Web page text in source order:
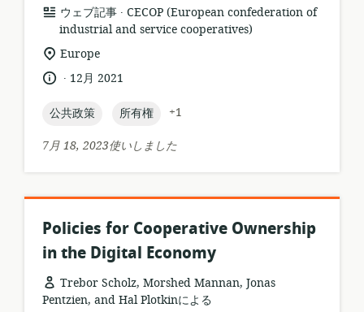
リ
ソ
ー
ス
フ
ー
ッ
ウェブ記事 .
公
開
CECOP (European confederation of
industrial and service cooperatives)
関
る
ロ
ケ
シ
Europe
言
.
公
日:
12月 2021
topic:
公共政策 topic:
所有権
+1
7月 18, 2023使いしました
Policies for Cooperative Ownership
in the Digital Economy
Trebor Scholz, Morshed Mannan, Jonas
Pentzien, and Hal Plotkinによる